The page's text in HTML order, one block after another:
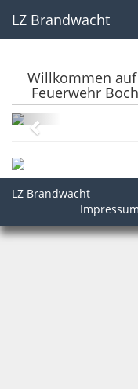
LZ Brandwacht
Willkommen
Feuerwehr
LZ Brandwacht
Impressum